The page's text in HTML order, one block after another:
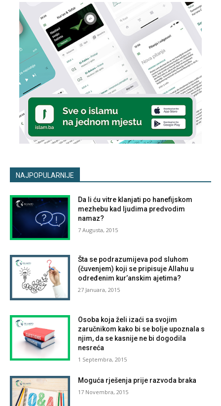
NAJPOPULARNIJE
Da li ću vitre klanjati po hanefijskom
mezhebu kad ljudima predvodim
namaz?
7 Augusta, 2015
Šta se podrazumijeva pod sluhom
(čuvenjem) koji se pripisuje Allahu u
određenim kur’anskim ajetima?
27 Januara, 2015
Osoba koja želi izaći sa svojim
zaručnikom kako bi se bolje upoznala s
njim, da se kasnije ne bi dogodila
nesreća
1 Septembra, 2015
Moguća rješenja prije razvoda braka
17 Novembra, 2015